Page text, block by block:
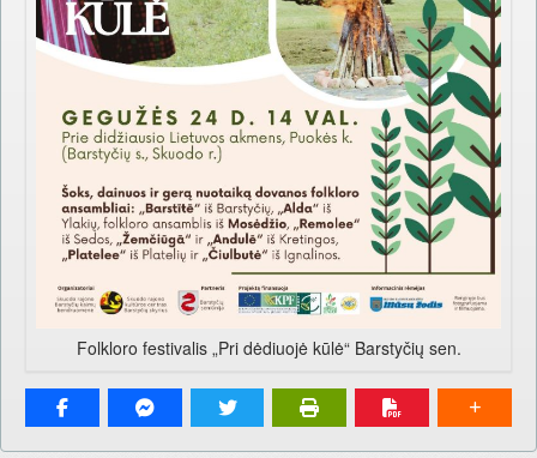
Folkloro festivalis „Pri dėdiuojė kūlė“ Barstyčių sen.